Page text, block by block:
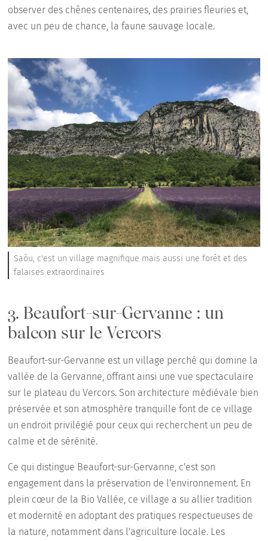
observer des chênes centenaires, des prairies fleuries et,
avec un peu de chance, la faune sauvage locale.
Saôu, c'est un village magnifique mais aussi une forêt et des
falaises extraordinaires
3. Beaufort-sur-Gervanne : un
balcon sur le Vercors
Beaufort-sur-Gervanne est un village perché qui domine la
vallée de la Gervanne, offrant ainsi une vue spectaculaire
sur le plateau du Vercors. Son architecture médiévale bien
préservée et son atmosphère tranquille font de ce village
un endroit privilégié pour ceux qui recherchent un peu de
calme et de sérénité.
Ce qui distingue Beaufort-sur-Gervanne, c'est son
engagement dans la préservation de l'environnement. En
plein cœur de la Bio Vallée, ce village a su allier tradition
et modernité en adoptant des pratiques respectueuses de
la nature, notamment dans l'agriculture locale. Les